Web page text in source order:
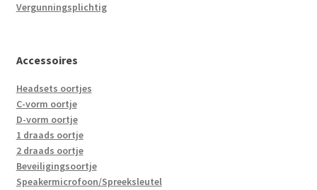
Vergunningsplichtig
Accessoires
Headsets oortjes
C-vorm oortje
D-vorm oortje
1 draads oortje
2 draads oortje
Beveiligingsoortje
Speakermicrofoon/Spreeksleutel